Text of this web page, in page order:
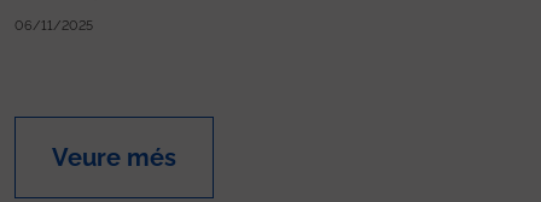
06/11/2025
Veure més